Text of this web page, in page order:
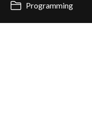
Programming